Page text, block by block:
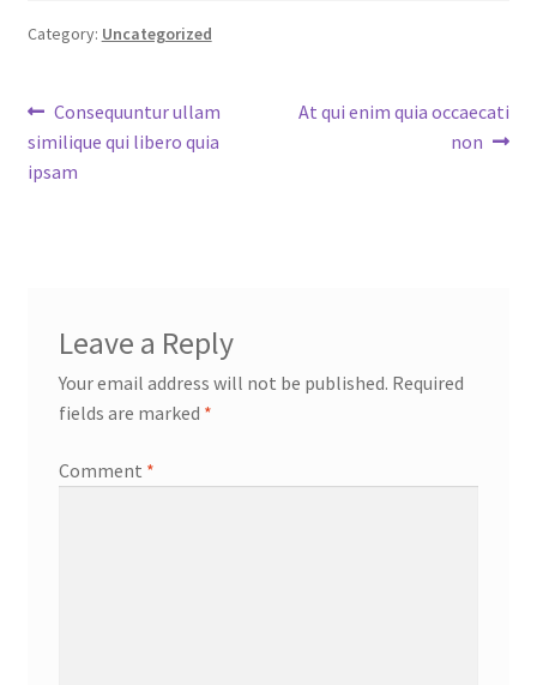
Category: Uncategorized
Post
navigation
Previous
post:
Consequuntur ullam
similique qui libero quia
ipsam
Next
At qui enim quia occaecati
non
Leave a Reply
Your email address will not be published. Required
fields are marked *
Comment *